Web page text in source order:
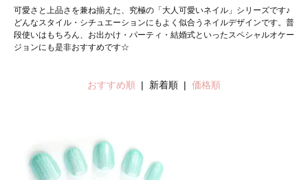
可愛さと上品さを兼ね揃えた、究極の「大人可愛いネイル」シリーズです♪
どんなスタイル・シチュエーションにもよく似合うネイルデザインです。普
段使いはもちろん、お出かけ・パーティ・結婚式といったスペシャルオケー
ジョンにも是非おすすめです☆
おすすめ順 | 新着順 | 価格順